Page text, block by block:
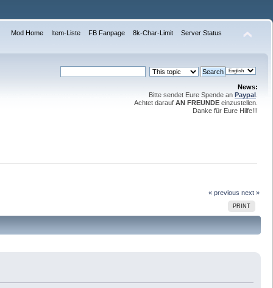
Mod Home Item-Liste FB Fanpage 8k-Char-Limit Server Status
News:
Bitte sendet Eure Spende an Paypal
Achtet darauf AN FREUNDE einzustellen.
Danke für Eure Hilfe!!!
« previous next »
PRINT